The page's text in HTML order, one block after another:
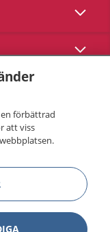
Visa
Visa
förbättrad
att viss